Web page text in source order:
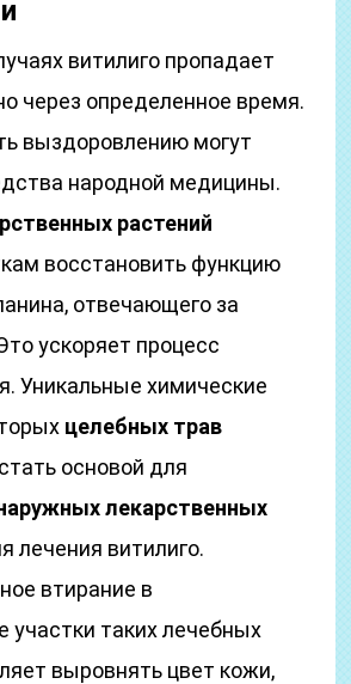
витилиго пропадает
через определенное время.
выздоровлению могут
народной медицины.
растений
восстановить функцию
отвечающего за
ускоряет процесс
Уникальные химические
целебных трав
основой для
лекарственных
лечения витилиго.
втирание в
участки таких лечебных
выровнять цвет кожи,